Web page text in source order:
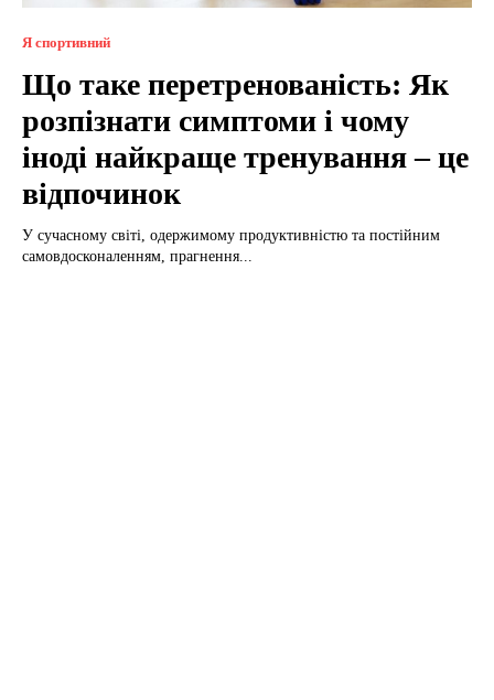
Я спортивний
Що таке перетренованість: Як
розпізнати симптоми і чому
іноді найкраще тренування – це
відпочинок
У сучасному світі, одержимому продуктивністю та постійним
самовдосконаленням, прагнення...